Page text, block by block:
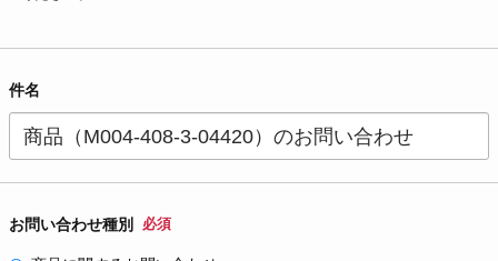
件名
お問い合わせ種別 必須